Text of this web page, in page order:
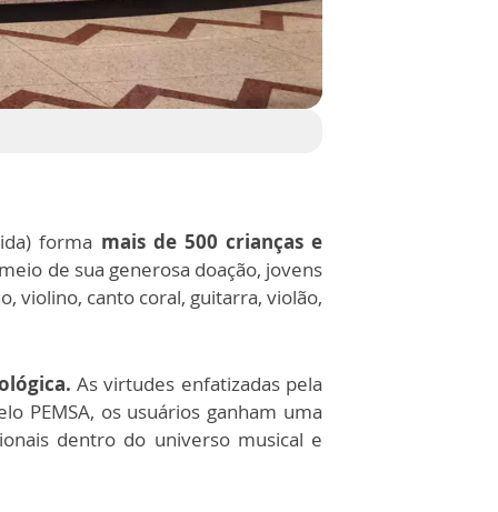
forma mais de 500 crianças e
de sua generosa doação, jovens
violino, canto coral, guitarra, violão,
As virtudes enfatizadas pela
PEMSA, os usuários ganham uma
dentro do universo musical e